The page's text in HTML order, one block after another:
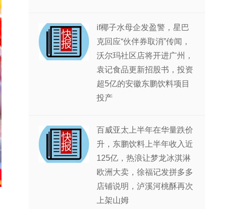
if椰子水母企发盈警，星巴
克回应“伙伴券取消”传闻，
沃尔玛社区店将开进广州，
袁记食品更新招股书，投资
超5亿的安徽东鹏饮料项目
投产
百威亚太上半年在华量跌价
升，东鹏饮料上半年收入近
125亿，热浪让梦龙冰淇淋
欧洲大卖，徐福记发拼多多
店铺说明，泸溪河桃酥再次
上架山姆